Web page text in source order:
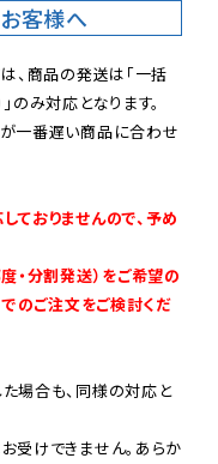
客様へ
、商品の発送は「一括
のみ対応となります。
一番遅い商品に合わせ
ておりませんので、予め
・分割発送）をご希望の
でのご注文をご検討くだ
場合も、同様の対応と
受けできません。あらか